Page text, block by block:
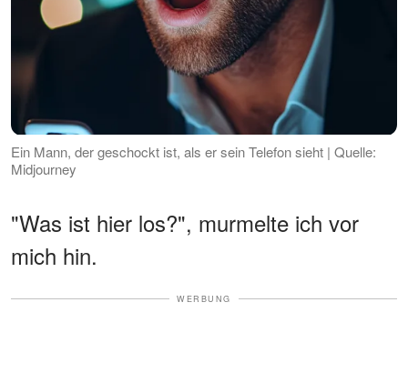
Ein Mann, der geschockt ist, als er sein Telefon sieht | Quelle:
Midjourney
"Was ist hier los?", murmelte ich vor
mich hin.
WERBUNG